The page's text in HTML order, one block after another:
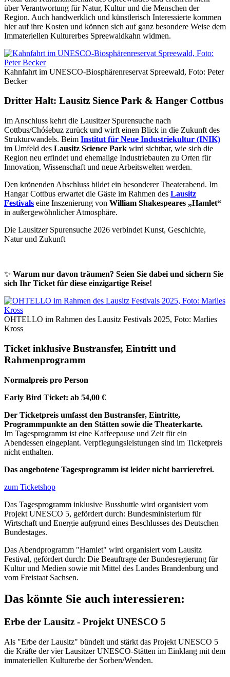
über Verantwortung für Natur, Kultur und die Menschen der
Region. Auch handwerklich und künstlerisch Interessierte kommen
hier auf ihre Kosten und können sich auf ganz besondere Weise dem
Immateriellen Kulturerbes Spreewaldkahn widmen.
Kahnfahrt im UNESCO-Biosphärenreservat Spreewald, Foto: Peter
Becker
Dritter Halt: Lausitz Sience Park & Hanger Cottbus
Im Anschluss kehrt die Lausitzer Spurensuche nach
Cottbus/Chóśebuz zurück und wirft einen Blick in die Zukunft des
Strukturwandels. Beim Institut für Neue Industriekultur (INIK)
im Umfeld des Lausitz Science Park wird sichtbar, wie sich die
Region neu erfindet und ehemalige Industriebauten zu Orten für
Innovation, Wissenschaft und neue Arbeitswelten werden.
Den krönenden Abschluss bildet ein besonderer Theaterabend. Im
Hangar Cottbus erwartet die Gäste im Rahmen des Lausitz
Festivals eine Inszenierung von William Shakespeares „Hamlet“
in außergewöhnlicher Atmosphäre.
Die Lausitzer Spurensuche 2026 verbindet Kunst, Geschichte,
Natur und Zukunft
✨ Warum nur davon träumen? Seien Sie dabei und sichern Sie
sich Ihr Ticket für diese einzigartige Reise!
OHTELLO im Rahmen des Lausitz Festivals 2025, Foto: Marlies
Kross
Ticket inklusive Bustransfer, Eintritt und
Rahmenprogramm
Normalpreis pro Person
Early Bird Ticket: ab 54,00 €
Der Ticketpreis umfasst den Bustransfer, Eintritte,
Programmpunkte an den Stätten sowie die Theaterkarte.
Im Tagesprogramm ist eine Kaffeepause und Zeit für ein
Abendessen eingeplant. Verpflegungsleistungen sind im Ticketpreis
nicht enthalten.
Das angebotene Tagesprogramm ist leider nicht barrierefrei.
zum Ticketshop
Das Tagesprogramm inklusive Busshuttle wird organisiert vom
Projekt UNESCO 5, gefördert durch: Bundesministerium für
Wirtschaft und Energie aufgrund eines Beschlusses des Deutschen
Bundestages.
Das Abendprogramm "Hamlet" wird organisiert vom Lausitz
Festival, gefördert durch: Die Beauftrage der Bundesregierung für
Kultur und Medien sowie mit Mittel des Landes Brandenburg und
vom Freistaat Sachsen.
Das könnte Sie auch interessieren:
Erbe der Lausitz - Projekt UNESCO 5
Als "Erbe der Lausitz" bündelt und stärkt das Projekt UNESCO 5
die Kräfte der vier Lausitzer UNESCO-Stätten im Einklang mit dem
immateriellen Kulturerbe der Sorben/Wenden.